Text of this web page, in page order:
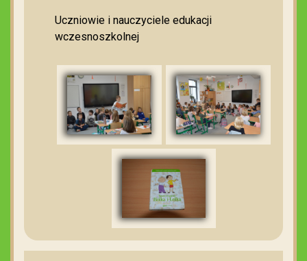
Uczniowie i nauczyciele edukacji
wczesnoszkolnej